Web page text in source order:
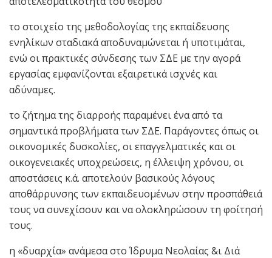
το στοιχείο της μεθοδολογίας της εκπαίδευσης
ενηλίκων σταδιακά αποδυναμώνεται ή υποτιμάται,
ενώ οι πρακτικές σύνδεσης των ΣΔΕ με την αγορά
εργασίας εμφανίζονται εξαιρετικά ισχνές και
αδύναμες.
το ζήτημα της διαρροής παραμένει ένα από τα
σημαντικά προβλήματα των ΣΔΕ. Παράγοντες όπως οι
οικονομικές δυσκολίες, οι επαγγελματικές και οι
οικογενειακές υποχρεώσεις, η έλλειψη χρόνου, οι
αποστάσεις κ.ά. αποτελούν βασικούς λόγους
αποθάρρυνσης των εκπαιδευομένων στην προσπάθειά
τους να συνεχίσουν και να ολοκληρώσουν τη φοίτησή
τους.
η «δυαρχία» ανάμεσα στο Ίδρυμα Νεολαίας &ι Διά